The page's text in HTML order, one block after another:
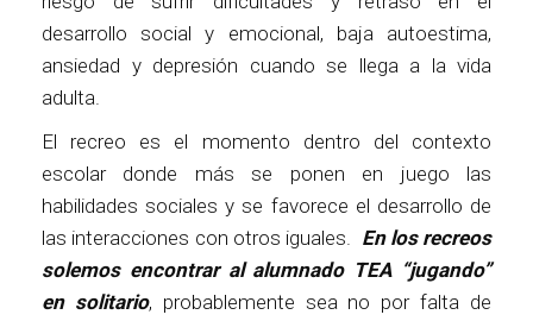
desarrollo social y emocional, baja autoestima,
ansiedad y depresión cuando se llega a la vida
adulta.
El recreo es el momento dentro del contexto
escolar donde más se ponen en juego las
habilidades sociales y se favorece el desarrollo de
las interacciones con otros iguales. En los recreos
solemos encontrar al alumnado TEA “jugando”
en solitario, probablemente sea no por falta de